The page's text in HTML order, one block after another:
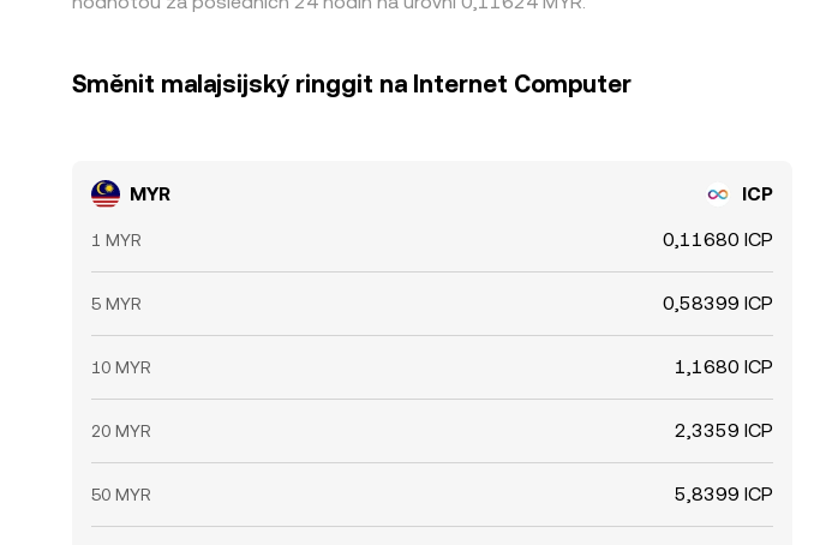
Směnit malajsijský ringgit na Internet Computer
MYR ICP
1 MYR 0,11680 ICP
5 MYR 0,58399 ICP
10 MYR 1,1680 ICP
20 MYR 2,3359 ICP
50 MYR 5,8399 ICP